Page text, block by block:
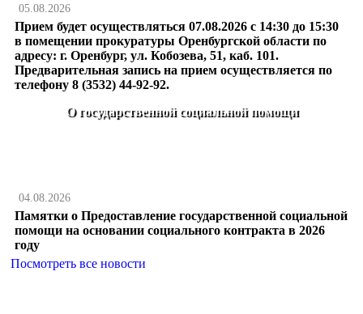
05.08.2026
Прием будет осуществляться 07.08.2026 с 14:30 до 15:30
в помещении прокуратуры Оренбургской области по
адресу: г. Оренбург, ул. Кобозева, 51, каб. 101.
Предварительная запись на прием осуществляется по
телефону 8 (3532) 44-92-92.
О государственной социальной помощи
04.08.2026
Памятки о Предоставление государственной социальной
помощи на основании социального контракта в 2026
году
Посмотреть все новости